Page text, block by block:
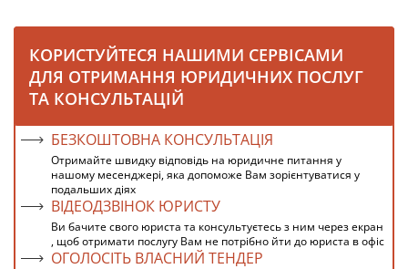
КОРИСТУЙТЕСЯ НАШИМИ СЕРВІСАМИ
ДЛЯ ОТРИМАННЯ ЮРИДИЧНИХ ПОСЛУГ
ТА КОНСУЛЬТАЦІЙ
БЕЗКОШТОВНА КОНСУЛЬТАЦІЯ
Отримайте швидку відповідь на юридичне питання у
нашому месенджері, яка допоможе Вам зорієнтуватися у
подальших діях
ВІДЕОДЗВІНОК ЮРИСТУ
Ви бачите свого юриста та консультуєтесь з ним через екран
, щоб отримати послугу Вам не потрібно йти до юриста в офіс
ОГОЛОСІТЬ ВЛАСНИЙ ТЕНДЕР